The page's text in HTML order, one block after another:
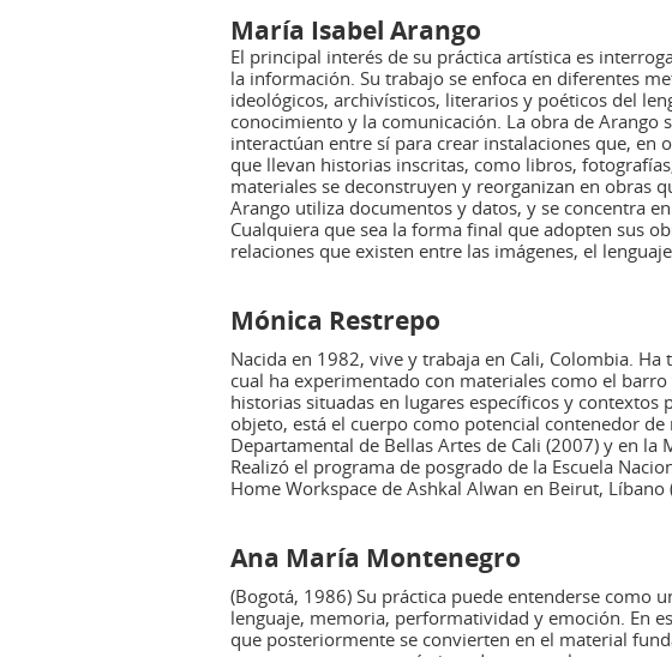
María Isabel Arango
El principal interés de su práctica artística es
la información. Su trabajo se enfoca en diferentes
ideológicos, archivísticos, literarios y poéticos del
conocimiento y la comunicación. La obra de
interactúan entre sí para crear instalaciones que, en
que llevan historias inscritas, como libros,
materiales se deconstruyen y reorganizan en obras
Arango utiliza documentos y datos, y se concentra
Cualquiera que sea la forma final que adopten sus
relaciones que existen entre las imágenes, el
Mónica Restrepo
Nacida en 1982, vive y trabaja en Cali, Colombia.
cual ha experimentado con materiales como el
historias situadas en lugares específicos y
objeto, está el cuerpo como potencial contenedor
Departamental de Bellas Artes de Cali (2007) y en
Realizó el programa de posgrado de la Escuela
Home Workspace de Ashkal Alwan en Beirut, Líbano
Ana María Montenegro
(Bogotá, 1986) Su práctica puede entenderse como
lenguaje, memoria, performatividad y emoción. En
que posteriormente se convierten en el material